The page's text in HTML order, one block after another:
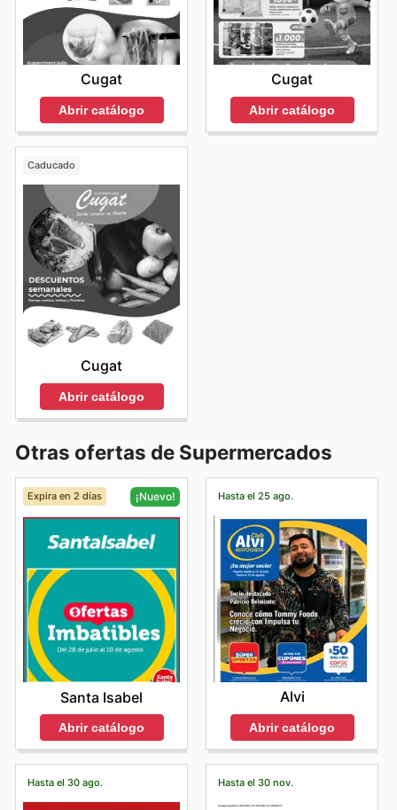
Cugat
Abrir catálogo
Cugat
Abrir catálogo
Caducado
Cugat
Abrir catálogo
Otras ofertas de Supermercados
Expira en 2 días ¡Nuevo!
Santa Isabel
Abrir catálogo
Hasta el 25 ago.
Alvi
Abrir catálogo
Hasta el 30 ago. Hasta el 30 nov.